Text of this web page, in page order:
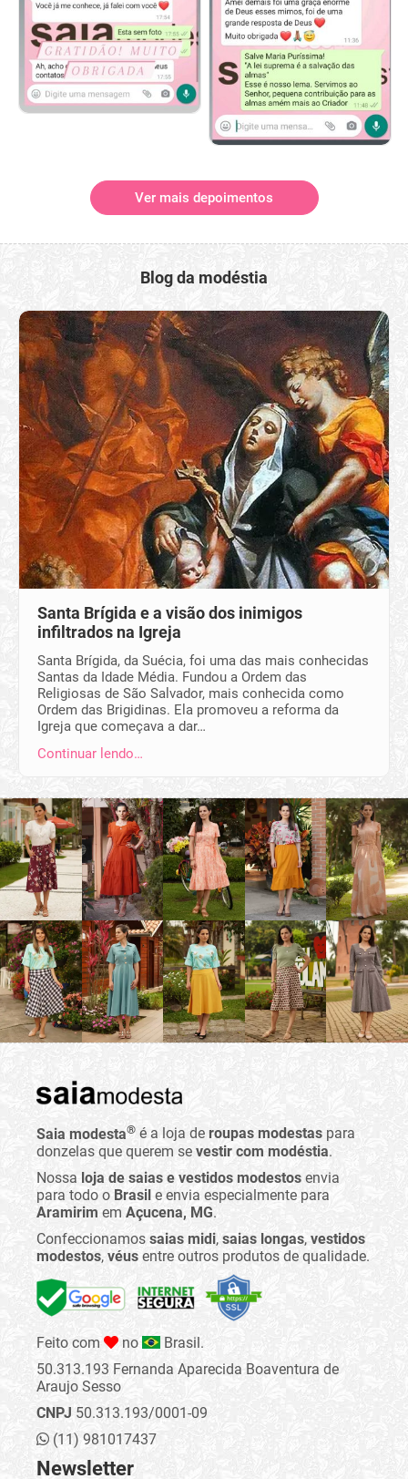
Ver mais depoimentos
Blog da modéstia
Santa Brígida e a visão dos inimigos
infiltrados na Igreja
Santa Brígida, da Suécia, foi uma das mais conhecidas
Santas da Idade Média. Fundou a Ordem das
Religiosas de São Salvador, mais conhecida como
Ordem das Brigidinas. Ela promoveu a reforma da
Igreja que começava a dar…
Continuar lendo…
Saia modesta® é a loja de roupas modestas para
donzelas que querem se vestir com modéstia.
Nossa loja de saias e vestidos modestos envia
para todo o Brasil e envia especialmente para
Aramirim em Açucena, MG.
Confeccionamos saias midi, saias longas, vestidos
modestos, véus entre outros produtos de qualidade.
Feito com no
Brasil.
50.313.193 Fernanda Aparecida Boaventura de
Araujo Sesso
CNPJ 50.313.193/0001-09
(11) 981017437
Newsletter